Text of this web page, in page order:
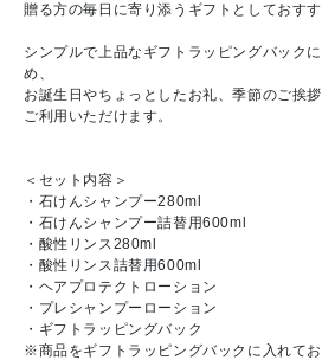
贈る方の毎日に寄り添うギフトとしておすす
シンプルで上品なギフトラッピングバック
め、
お誕生日やちょっとしたお礼、季節のご挨
ご利用いただけます。
＜セット内容＞
・石けんシャンプー280ml
・石けんシャンプー詰替用600ml
・酸性リンス280ml
・酸性リンス詰替用600ml
・ヘアプロテクトローション
・プレシャンプーローション
・ギフトラッピングバック
※商品をギフトラッピングバックに入れてお